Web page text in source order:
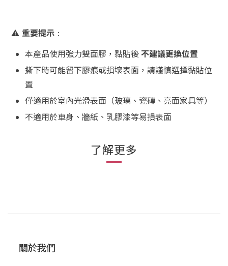
⚠️ 重要提示 ：
本產品使用強力雙面膠，黏貼後不建議更換位置
撕下時可能留下膠痕或損壞表面，請謹慎選擇黏貼位
置
僅適用於室內光滑表面（玻璃、瓷磚、亮面家具等）
不適用於車身、牆紙、乳膠漆等易損表面
了解更多
關於我們